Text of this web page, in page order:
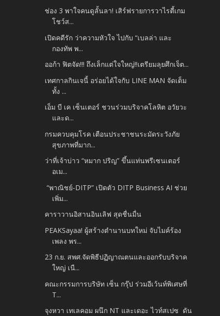
ช่อง 3 พาใจคนดูลั้นลา! เสิร์ฟรายการวาไรตี้เกม
โชว์ส...
เปิดคดีรัก ว่าความหัวใจ ไปกับ “เบลล่า และ
กองทัพ พ...
ออก้า ฟิตจัด!!! ถึงเล็กแต่ใจใหญ่!!เตรียมลุยศึกเจ็ต...
เทศกาลกินเจนี้ อร่อยได้ใจกับ LINE MAN จัดเต็ม
ทั้ง ...
เอ็ม บี เค เซ็นเตอร์ ชวนร่วมบริจาคโลหิต อวัยวะ
และด...
กรมควบคุมโรค เตือนประชาชนระมัดระวังภัย
สุขภาพที่มาก...
ว่าที่เจ้าบ่าว “หมาก ปริญ” ขึ้นแท่นพรีเซนเตอร์
อเม...
“พาณิชย์-DITP” เปิดตัว DITP Business AI ช่วย
เพิ่ม...
คาราวานอิสานอินเลิฟ สุดชื่นมื่น
PEAKSayaa! ผู้สร้างตำนานบทใหม่ จับไมค์ร้อง
เพลง พร...
23 ก.ย. สพศ.จัดพิธีปฏิญาณตนและออกรับบริจาค
ใหญ่ เนื...
คณะกรรมการบริษัท เซ็น กรุ๊ป ร่วมอีเว้นท์พิเศษที่
T...
จุงหวา เทเลคอม ผนึก NT และเดอะ ไวท์สเปซ ดัน